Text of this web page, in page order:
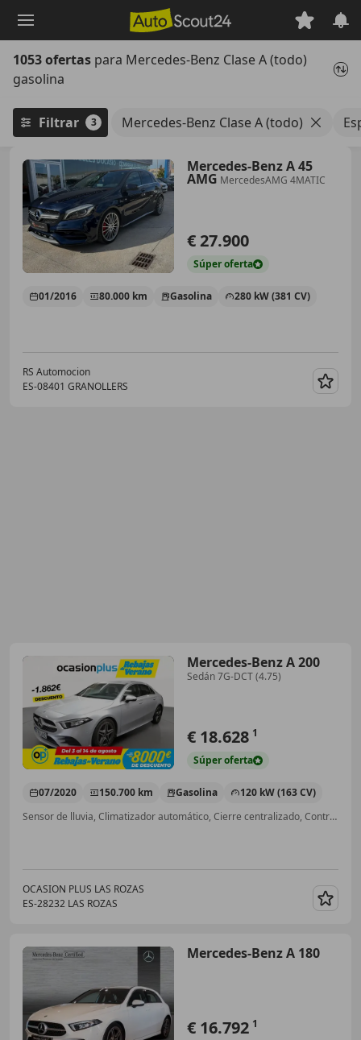
principal
1053 ofertas para Mercedes-Benz Clase A (todo)
gasolina
Filtrar 3 Mercedes-Benz Clase A (todo)
Mercedes-Benz A 45
AMG MercedesAMG 4MATIC
€ 27.900
Súperoferta
01/2016 80.000 km Gasolina 280 kW (381 CV)
RS Automocion
ES-08401 GRANOLLERS
Mercedes-Benz A 200
Sedán 7G-DCT (4.75)
€ 18.628 1
Súperoferta
07/2020 150.700 km Gasolina
120 kW (163 CV)
Sensor de lluvia, Climatizador automático, Cierre centralizado, Control de tracción
OCASION PLUS LAS ROZAS
ES-28232 LAS ROZAS
Mercedes-Benz A 180
€ 16.792 1